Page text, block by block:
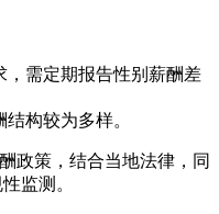
，需定期报告性别薪酬差
构较为多样。
政策，结合当地法律，同
监测。